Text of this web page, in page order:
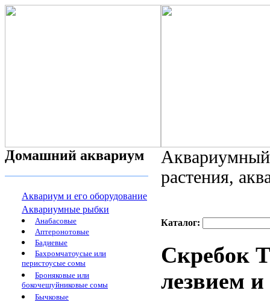
Домашний аквариум
Аквариум и его оборудование
Аквариумные рыбки
Анабасовые
Аптеронотовые
Бадиевые
Бахромчатоусые или
перистоусые сомы
Броняковые или
бокочешуйниковые сомы
Бычковые
растения,
Каталог:
Скребок
лезвием